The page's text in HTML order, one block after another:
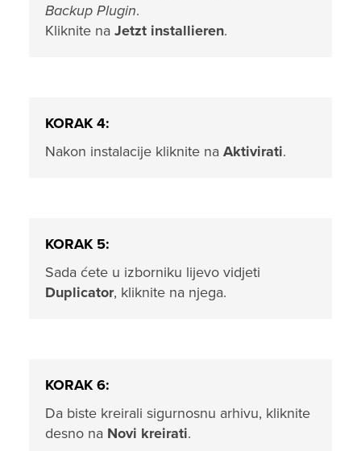
Backup Plugin.
Kliknite na Jetzt installieren.
KORAK 4:
Nakon instalacije kliknite na Aktivirati.
KORAK 5:
Sada ćete u izborniku lijevo vidjeti
Duplicator, kliknite na njega.
KORAK 6:
Da biste kreirali sigurnosnu arhivu, kliknite
desno na Novi kreirati.